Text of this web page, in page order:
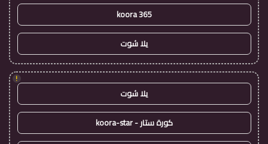
koora 365
يلا شوت
!
يلا شوت
كورة ستار - koora-star